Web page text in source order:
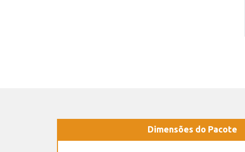
Dimensões do Pacote